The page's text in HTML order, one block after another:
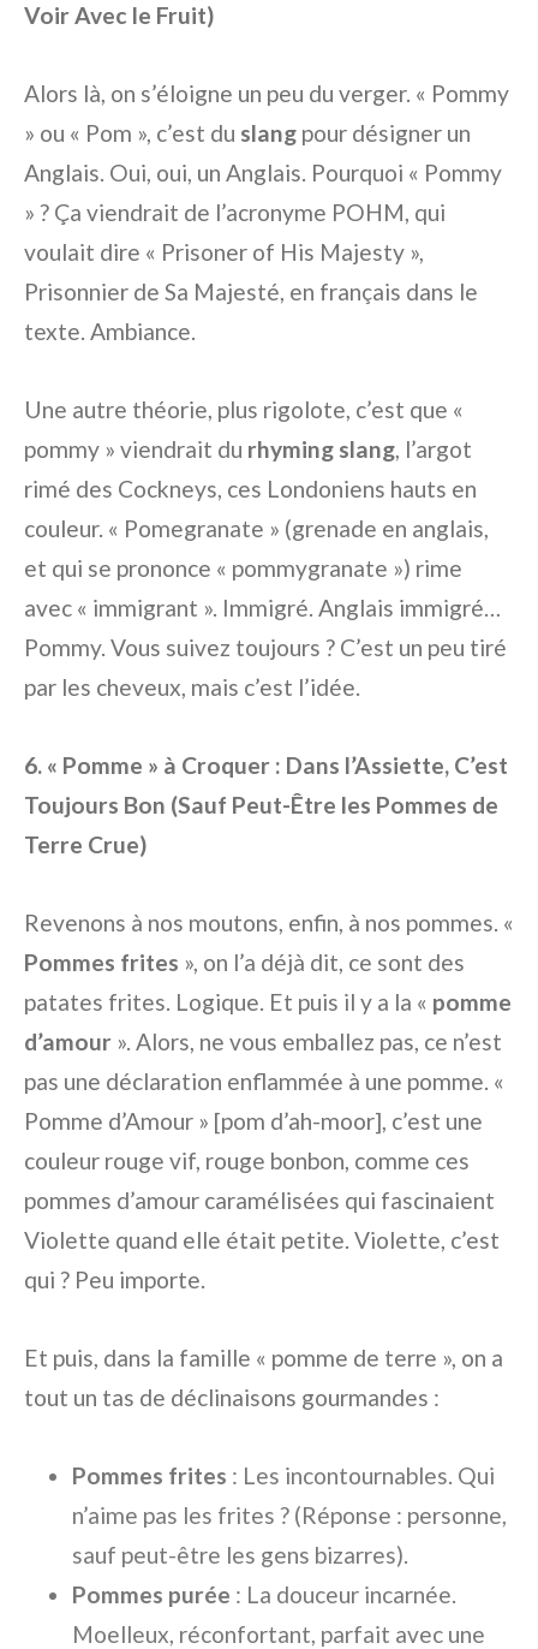
Voir Avec le Fruit)
Alors là, on s’éloigne un peu du verger. « Pommy
» ou « Pom », c’est du slang pour désigner un
Anglais. Oui, oui, un Anglais. Pourquoi « Pommy
» ? Ça viendrait de l’acronyme POHM, qui
voulait dire « Prisoner of His Majesty »,
Prisonnier de Sa Majesté, en français dans le
texte. Ambiance.
Une autre théorie, plus rigolote, c’est que «
pommy » viendrait du rhyming slang, l’argot
rimé des Cockneys, ces Londoniens hauts en
couleur. « Pomegranate » (grenade en anglais,
et qui se prononce « pommygranate ») rime
avec « immigrant ». Immigré. Anglais immigré…
Pommy. Vous suivez toujours ? C’est un peu tiré
par les cheveux, mais c’est l’idée.
6. « Pomme » à Croquer : Dans l’Assiette, C’est
Toujours Bon (Sauf Peut-Être les Pommes de
Terre Crue)
Revenons à nos moutons, enfin, à nos pommes. «
Pommes frites », on l’a déjà dit, ce sont des
patates frites. Logique. Et puis il y a la « pomme
d’amour ». Alors, ne vous emballez pas, ce n’est
pas une déclaration enflammée à une pomme. «
Pomme d’Amour » [pom d’ah-moor], c’est une
couleur rouge vif, rouge bonbon, comme ces
pommes d’amour caramélisées qui fascinaient
Violette quand elle était petite. Violette, c’est
qui ? Peu importe.
Et puis, dans la famille « pomme de terre », on a
tout un tas de déclinaisons gourmandes :
Pommes frites : Les incontournables. Qui
n’aime pas les frites ? (Réponse : personne,
sauf peut-être les gens bizarres).
Pommes purée : La douceur incarnée.
Moelleux, réconfortant, parfait avec une